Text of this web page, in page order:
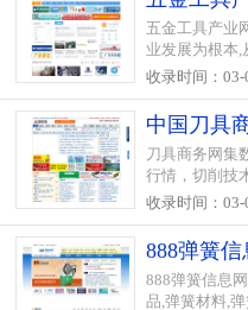
五金工具产业
业发展为根本,
工具等产品商
收录时间：03-
中国刀具
刀具商务网集
行情，切削技
切断刀具、孔
收录时间：03-
888弹簧信
888弹簧信息
品,弹簧材料,